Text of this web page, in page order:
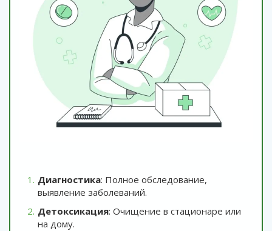
Диагностика: Полное обследование,
выявление заболеваний.
Детоксикация: Очищение в стационаре или
на дому.